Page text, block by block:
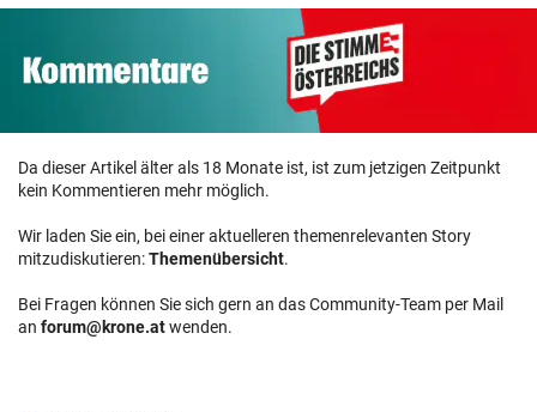
Da dieser Artikel älter als 18 Monate ist, ist zum jetzigen Zeitpunkt
kein Kommentieren mehr möglich.
Wir laden Sie ein, bei einer aktuelleren themenrelevanten Story
mitzudiskutieren:Themenübersicht.
Bei Fragen können Sie sich gern an das Community-Team per Mail
an forum@krone.atwenden.